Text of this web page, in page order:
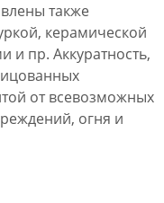
также
керамической
и пр. Аккуратность,
от всевозможных
огня и